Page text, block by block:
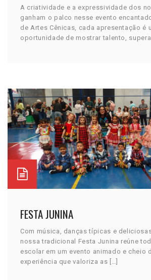
A criatividade e a expressividade dos
ganham o palco nesse evento
de Artes Cênicas, cada apresentação é
oportunidade de mostrar talento,
FESTA JUNINA
Com música, danças típicas e
nossa tradicional Festa Junina reúne
escolar em um evento animado e cheio
experiência que valoriza as […]